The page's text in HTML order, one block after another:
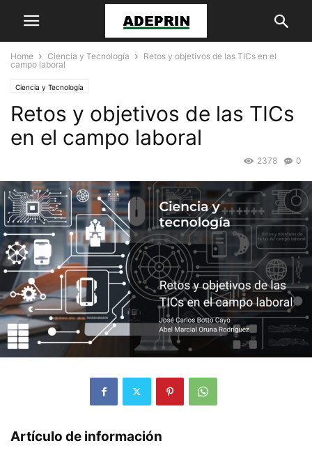
Home Ciencia y Tecnología
Retos y objetivos de las TICs en el
campo laboral
Ciencia y Tecnología
Retos y objetivos de las TICs
en el campo laboral
0
2378
Artículo de información